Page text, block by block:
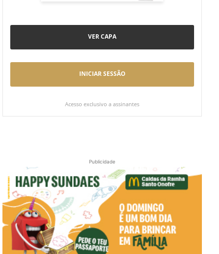
VER CAPA
INICIAR SESSÃO
Acesso exclusivo a assinantes
Publicidade